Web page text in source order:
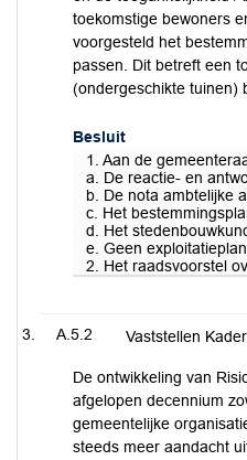
toekomstige bewoners
voorgesteld het
passen. Dit betreft een
(ondergeschikte tuinen)
Besluit
1. Aan de
a. De reactie- en
b. De nota ambtelijke
c. Het
d. Het
e. Geen
2. Het raadsvoorstel
A.5.2 Vaststellen
De ontwikkeling van
afgelopen decennium
gemeentelijke
steeds meer aandacht